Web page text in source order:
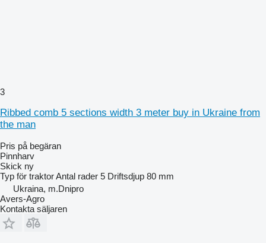
3
Ribbed comb 5 sections width 3 meter buy in Ukraine from
the man
Pris på begäran
Pinnharv
Skick ny
Typ för traktorAntal rader 5 Driftsdjup 80 mm
Ukraina, m.Dnipro
Avers-Agro
Kontakta säljaren